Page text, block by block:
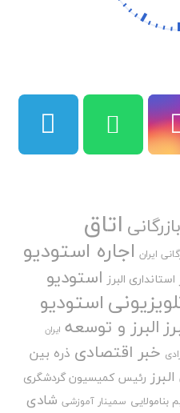
اتاق
ایران اجاره استودیو
استانداری البرز استودیو
استودیو
البرز و توسعه ایران
خبر اقتصادی ذره بین
رئیس کمیسیون گردشگری
بنامولایی سمینار آموزشی شادی